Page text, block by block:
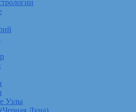
Узлы
Луна)